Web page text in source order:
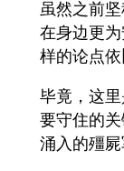
虽然之前
在身边更
样的论点依
毕竟，这
要守住的
涌入的殭屍